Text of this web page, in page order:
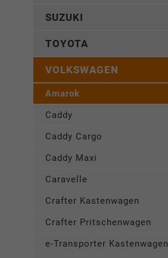
SUZUKI
TOYOTA
VOLKSWAGEN
Amarok
Caddy
Caddy Cargo
Caddy Maxi
Caravelle
Crafter Kastenwagen
Crafter Pritschenwagen
e-Transporter Kastenwagen